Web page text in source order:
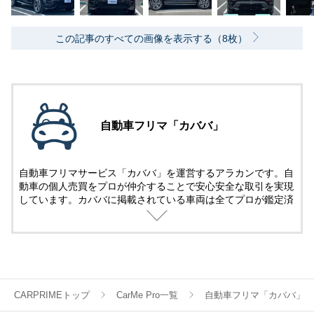
この記事のすべての画像を表示する（8枚）
自動車フリマ「カババ」
自動車フリマサービス「カババ」を運営するアラカンです。自
動車の個人売買をプロが仲介することで安心安全な取引を実現
しています。カババに掲載されている車両は全てプロが鑑定済
CARPRIMEトップ CarMe Pro一覧 自動車フリマ「カババ」